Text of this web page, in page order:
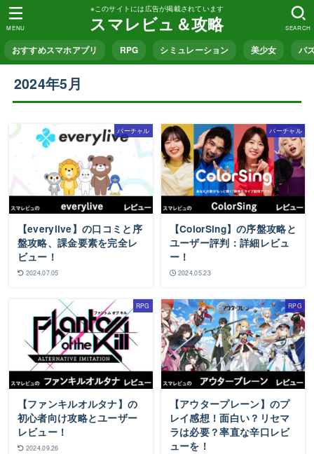
※このサイトには広告が掲載されています
スマレビュ＆攻略
おすすめスマホアプリ RPG シミュレーション 美少女 パ
SEARCH
MENU
2024年5月
バーチャル
【everylive】の口コミと序
盤攻略、課金要素を完全レ
ビュー！
2024.07.05
バーチャル
【ColorSing】の序盤攻略と
ユーザー評判：詳細レビュ
ー！
2024.05.23
RPG
【ファンキルオルタナ】の
初心者向け攻略とユーザー
レビュー！
2024.09.26
RPG
【アウタープレーン】のプ
レイ感想！面白い？リセマ
ラは必要？率直な辛口レビ
ューを！